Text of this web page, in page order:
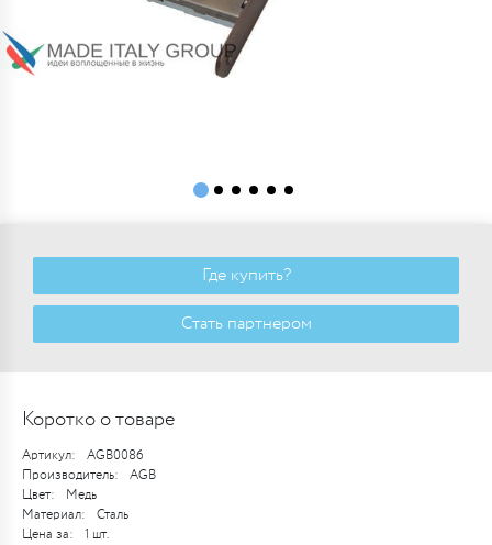
Где купить?
Стать партнером
Коротко о товаре
Артикул:
AGB0086
Производитель:
AGB
Цвет:
Медь
Материал:
Сталь
Цена за:
1 шт.